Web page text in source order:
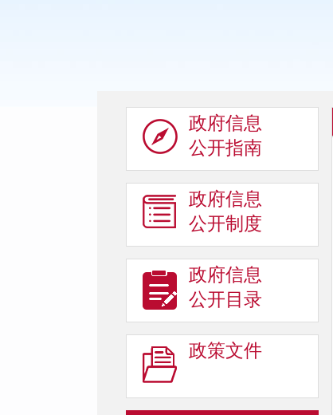
政府信息
公开指南
政府信息
公开制度
政府信息
公开目录
政策文件